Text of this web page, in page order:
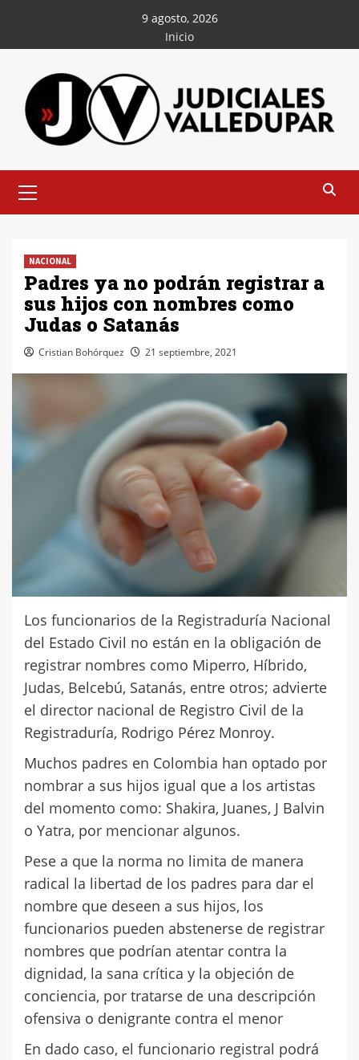
contenido
9 agosto, 2026
Inicio
principal
NACIONAL
Padres ya no podrán registrar a
sus hijos con nombres como
Judas o Satanás
Cristian Bohórquez 21 septiembre, 2021
Los funcionarios de la Registraduría Nacional
del Estado Civil no están en la obligación de
registrar nombres como Miperro, Híbrido,
Judas, Belcebú, Satanás, entre otros; advierte
el director nacional de Registro Civil de la
Registraduría, Rodrigo Pérez Monroy.
Muchos padres en Colombia han optado por
nombrar a sus hijos igual que a los artistas
del momento como: Shakira, Juanes, J Balvin
o Yatra, por mencionar algunos.
Pese a que la norma no limita de manera
radical la libertad de los padres para dar el
nombre que deseen a sus hijos, los
funcionarios pueden abstenerse de registrar
nombres que podrían atentar contra la
dignidad, la sana crítica y la objeción de
conciencia, por tratarse de una descripción
ofensiva o denigrante contra el menor
En dado caso, el funcionario registral podrá